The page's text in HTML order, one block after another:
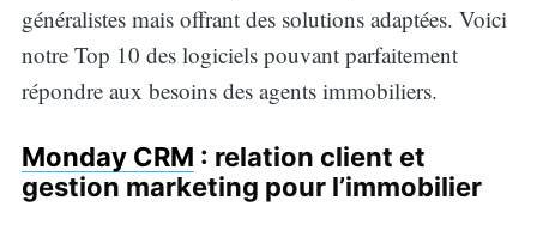
généralistes mais offrant des solutions adaptées. Voici
notre Top 10 des logiciels pouvant parfaitement
répondre aux besoins des agents immobiliers.
Monday CRM : relation client et
gestion marketing pour l’immobilier